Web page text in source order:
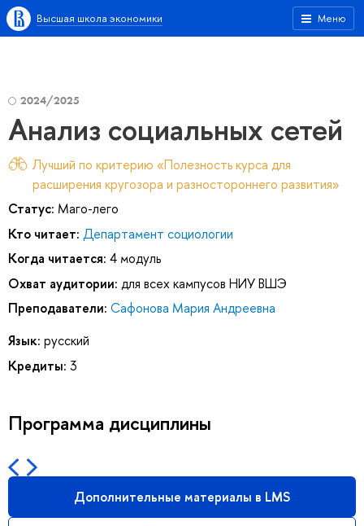
Меню
Высшая школа экономики
2024/2025
Анализ социальных сетей
Лучший по критерию «Полезность курса для
расширения кругозора и разностороннего развития»
Статус: Маго-лего
Кто читает: Департамент социологии
Когда читается: 4 модуль
Охват аудитории: для всех кампусов НИУ ВШЭ
Преподаватели: Сафонова Мария Андреевна
Язык: русский
Кредиты: 3
Программа дисциплины
Дополнительные материалы в LMS